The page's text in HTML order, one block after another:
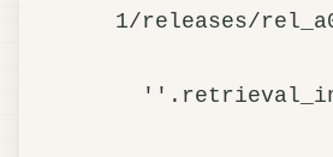
1/releases/